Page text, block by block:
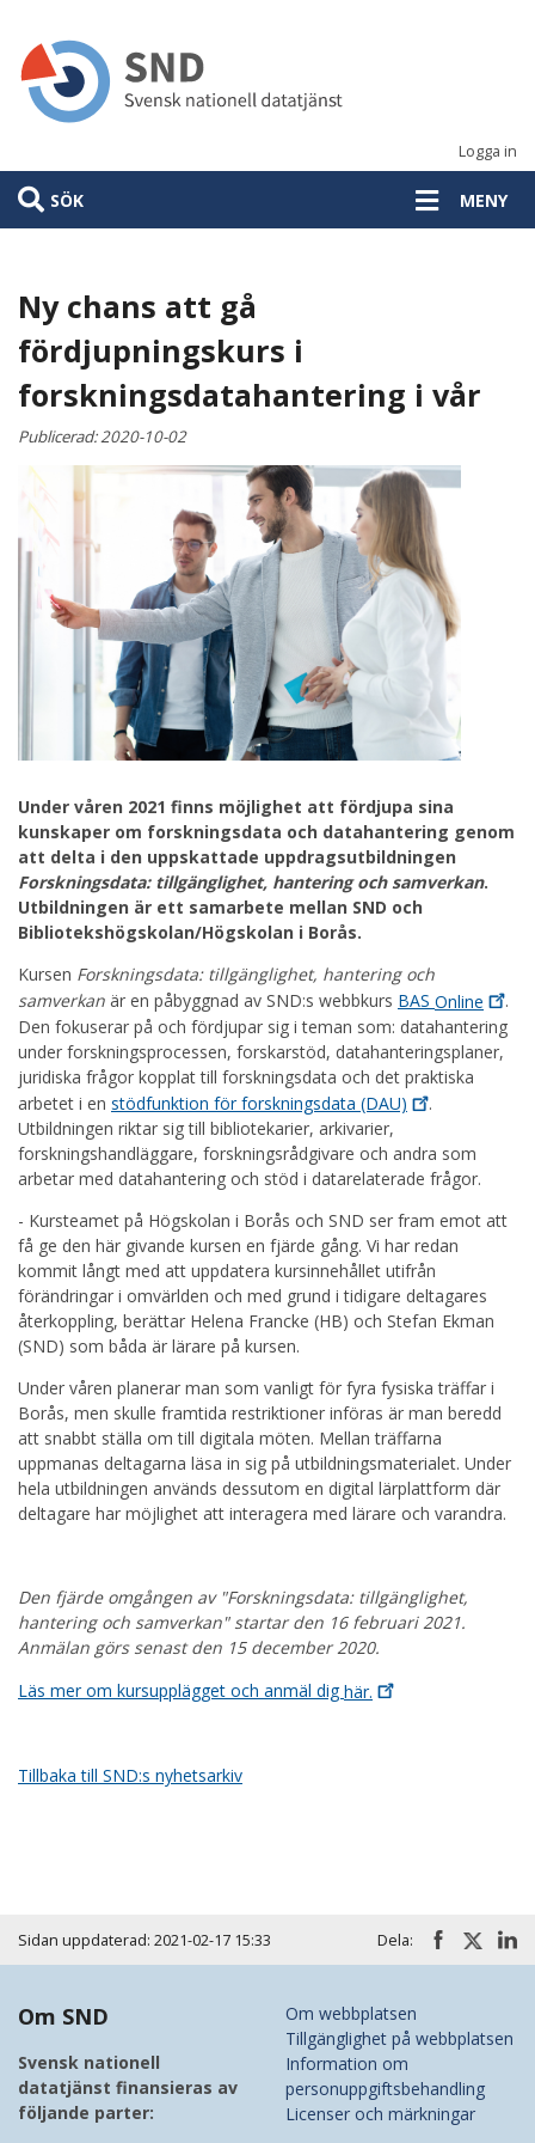
huvudinnehåll
Logga in
SÖK MENY
Ny chans att gå
fördjupningskurs i
forskningsdatahantering i vår
Publicerad:2020-10-02
Under våren 2021 finns möjlighet att fördjupa sina
kunskaper om forskningsdata och datahantering genom
att delta i den uppskattade uppdragsutbildningen
Forskningsdata: tillgänglighet, hantering och samverkan.
Utbildningen är ett samarbete mellan SND och
Bibliotekshögskolan/Högskolan i Borås.
Kursen Forskningsdata: tillgänglighet, hantering och
samverkan är en påbyggnad av SND:s webbkurs BAS Online
.
Den fokuserar på och fördjupar sig i teman som: datahantering
under forskningsprocessen, forskarstöd, datahanteringsplaner,
juridiska frågor kopplat till forskningsdata och det praktiska
arbetet i en stödfunktion för forskningsdata (DAU)
.
Utbildningen riktar sig till bibliotekarier, arkivarier,
forskningshandläggare, forskningsrådgivare och andra som
arbetar med datahantering och stöd i datarelaterade frågor.
- Kursteamet på Högskolan i Borås och SND ser fram emot att
få ge den här givande kursen en fjärde gång. Vi har redan
kommit långt med att uppdatera kursinnehållet utifrån
förändringar i omvärlden och med grund i tidigare deltagares
återkoppling, berättar Helena Francke (HB) och Stefan Ekman
(SND) som båda är lärare på kursen.
Under våren planerar man som vanligt för fyra fysiska träffar i
Borås, men skulle framtida restriktioner införas är man beredd
att snabbt ställa om till digitala möten. Mellan träffarna
uppmanas deltagarna läsa in sig på utbildningsmaterialet. Under
hela utbildningen används dessutom en digital lärplattform där
deltagare har möjlighet att interagera med lärare och varandra.
Den fjärde omgången av "Forskningsdata: tillgänglighet,
hantering och samverkan" startar den 16 februari 2021.
Anmälan görs senast den 15 december 2020.
Läs mer om kursupplägget och anmäl dighär.
Tillbaka till SND:s nyhetsarkiv
Sidan uppdaterad: 2021-02-17 15:33 Dela:
Om SND
Svensk nationell
datatjänst finansieras av
följande parter:
Om webbplatsen
Tillgänglighet på webbplatsen
Information om
personuppgiftsbehandling
Licenser och märkningar